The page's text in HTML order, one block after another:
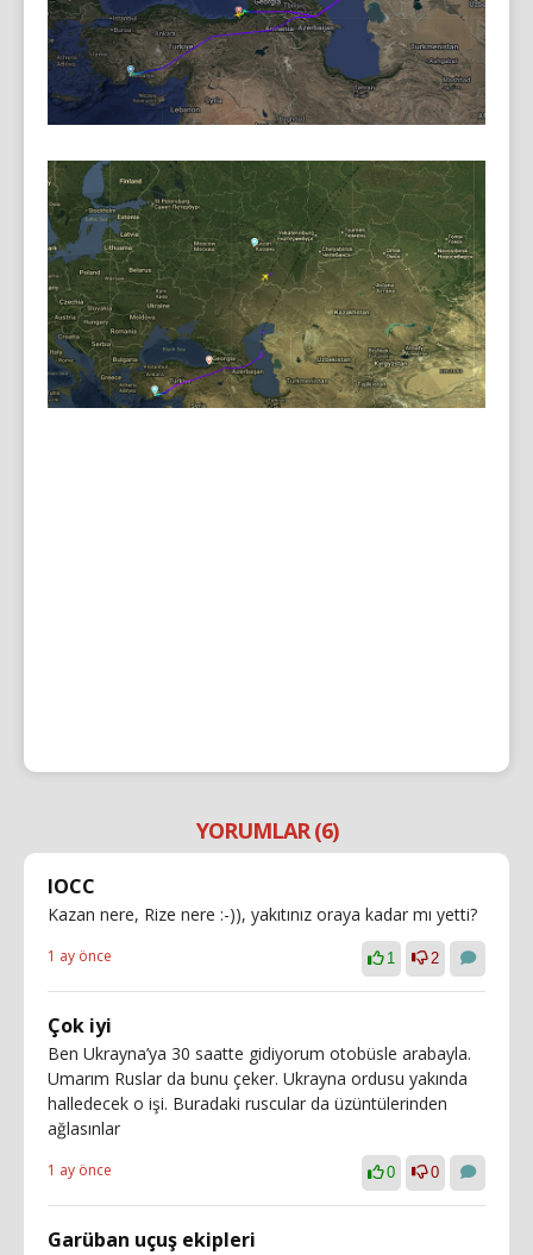
YORUMLAR (6)
IOCC
Kazan nere, Rize nere :-)), yakıtınız oraya kadar mı yetti?
1 ay önce 1 2
Çok iyi
Ben Ukrayna’ya 30 saatte gidiyorum otobüsle arabayla.
Umarım Ruslar da bunu çeker. Ukrayna ordusu yakında
halledecek o işi. Buradaki ruscular da üzüntülerinden
ağlasınlar
1 ay önce 0 0
Garüban uçuş ekipleri